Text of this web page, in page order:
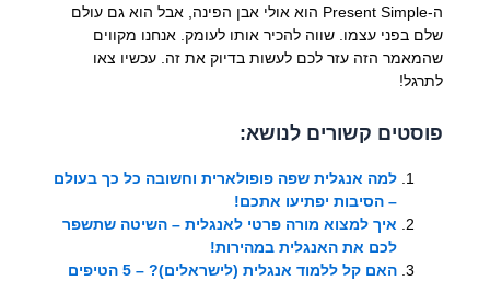
ה-Present Simple הוא אולי אבן הפינה, אבל הוא גם עולם
שלם בפני עצמו. שווה להכיר אותו לעומק. אנחנו מקווים
שהמאמר הזה עזר לכם לעשות בדיוק את זה. עכשיו צאו
לתרגל!
פוסטים קשורים לנושא:
למה אנגלית שפה פופולארית וחשובה כל כך בעולם
– הסיבות יפתיעו אתכם!
איך למצוא מורה פרטי לאנגלית – השיטה שתשפר
לכם את האנגלית במהירות!
האם קל ללמוד אנגלית (לישראלים)? – 5 הטיפים